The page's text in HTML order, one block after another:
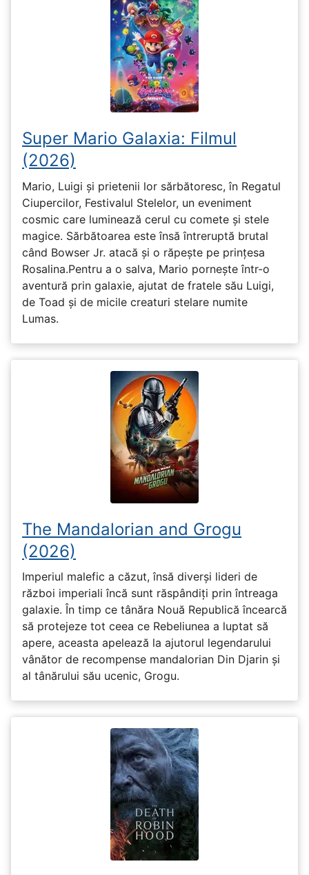
Super Mario Galaxia: Filmul
(2026)
Mario, Luigi și prietenii lor sărbătoresc, în Regatul
Ciupercilor, Festivalul Stelelor, un eveniment
cosmic care luminează cerul cu comete și stele
magice. Sărbătoarea este însă întreruptă brutal
când Bowser Jr. atacă și o răpește pe prinţesa
Rosalina.Pentru a o salva, Mario pornește într-o
aventură prin galaxie, ajutat de fratele său Luigi,
de Toad și de micile creaturi stelare numite
Lumas.
The Mandalorian and Grogu
(2026)
Imperiul malefic a căzut, însă diverși lideri de
război imperiali încă sunt răspândiți prin întreaga
galaxie. În timp ce tânăra Nouă Republică încearcă
să protejeze tot ceea ce Rebeliunea a luptat să
apere, aceasta apelează la ajutorul legendarului
vânător de recompense mandalorian Din Djarin și
al tânărului său ucenic, Grogu.